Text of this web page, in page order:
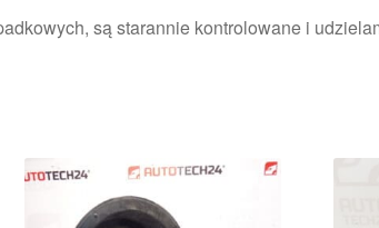
są starannie kontrolowane i